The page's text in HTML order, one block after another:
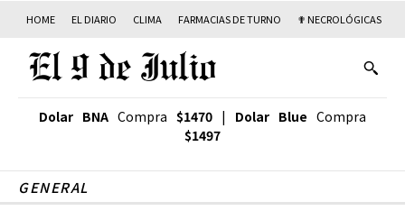
HOME EL DIARIO CLIMA FARMACIAS DE TURNO ✟ NECROLÓGICAS
Dolar BNA Compra $1470 | Dolar Blue Compra
$1497
GENERAL